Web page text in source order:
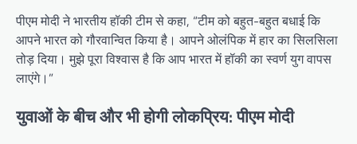
पीएम मोदी ने भारतीय हॉकी टीम से कहा, “टीम को बहुत-बहुत बधाई कि
आपने भारत को गौरवान्वित किया है। आपने ओलंपिक में हार का सिलसिला
तोड़ दिया। मुझे पूरा विश्वास है कि आप भारत में हॉकी का स्वर्ण युग वापस
लाएंगे।”
युवाओं के बीच और भी होगी लोकप्रिय: पीएम मोदी